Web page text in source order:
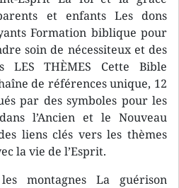
et enfants Les dons
Formation biblique pour
soin de nécessiteux et des
LES THÈMES Cette Bible
de références unique, 12
par des symboles pour les
l’Ancien et le Nouveau
liens clés vers les thèmes
la vie de l’Esprit.
montagnes La guérison